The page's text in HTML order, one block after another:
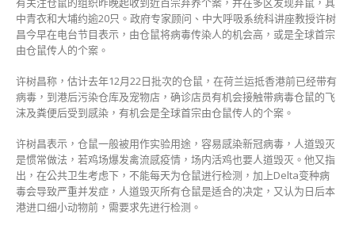
全
球
首
宗〉
中青衣和大埔约逾20只。政府专家顾问、中大呼吸系统科讲座教授许树
昌今早在电台节目表示，由仓鼠将病毒传染人的机会高，或是全球首宗
由仓鼠传人的个案。
许树昌称，估计去年12月22日批次的仓鼠，在荷兰运抵香港前已经带有
病毒，到港后污染仓库及宠物店，确诊店员有机会接触带病毒仓鼠的飞
沫及粪便后受到感染，有机会是全球首宗由仓鼠传人的个案。
许树昌表示，仓鼠一般被用作实验用途，容易感染新冠病毒，人道毁灭
是惯常做法，若鸡场爆发禽流感疫情，场内活鸡也要人道毁灭。他又指
出，在公共卫生考虑下，不能每天为仓鼠进行检测，加上Delta变种病
毒会导致严重并发症，人道毁灭所有仓鼠是适合的决定，又认为日后本
港进口细小动物前，需要求先进行检测。